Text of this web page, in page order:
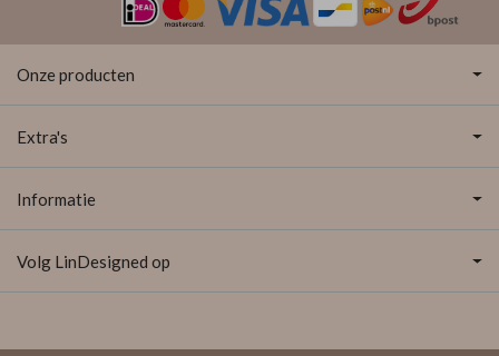
Onze producten
Extra's
Informatie
Volg LinDesigned op